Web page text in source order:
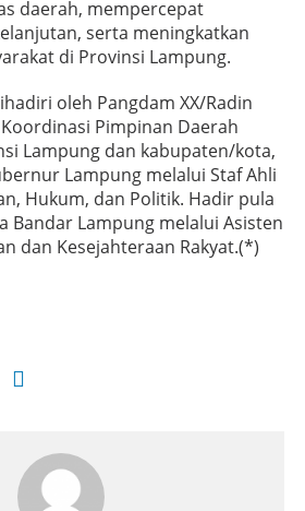
daerah, mempercepat
serta meningkatkan
di Provinsi Lampung.
oleh Pangdam XX/Radin
Pimpinan Daerah
Lampung dan kabupaten/kota,
Lampung melalui Staf Ahli
Hukum, dan Politik. Hadir pula
Bandar Lampung melalui Asisten
dan Kesejahteraan Rakyat.(*)